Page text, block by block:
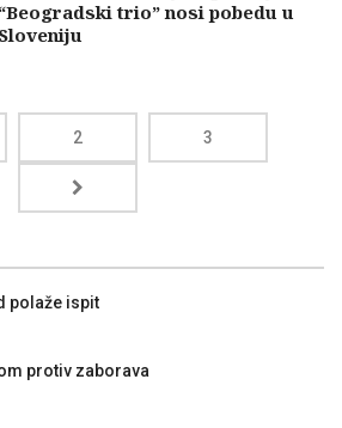
“Beogradski trio” nosi pobedu u
Sloveniju
2 3
polaže ispit
protiv zaborava